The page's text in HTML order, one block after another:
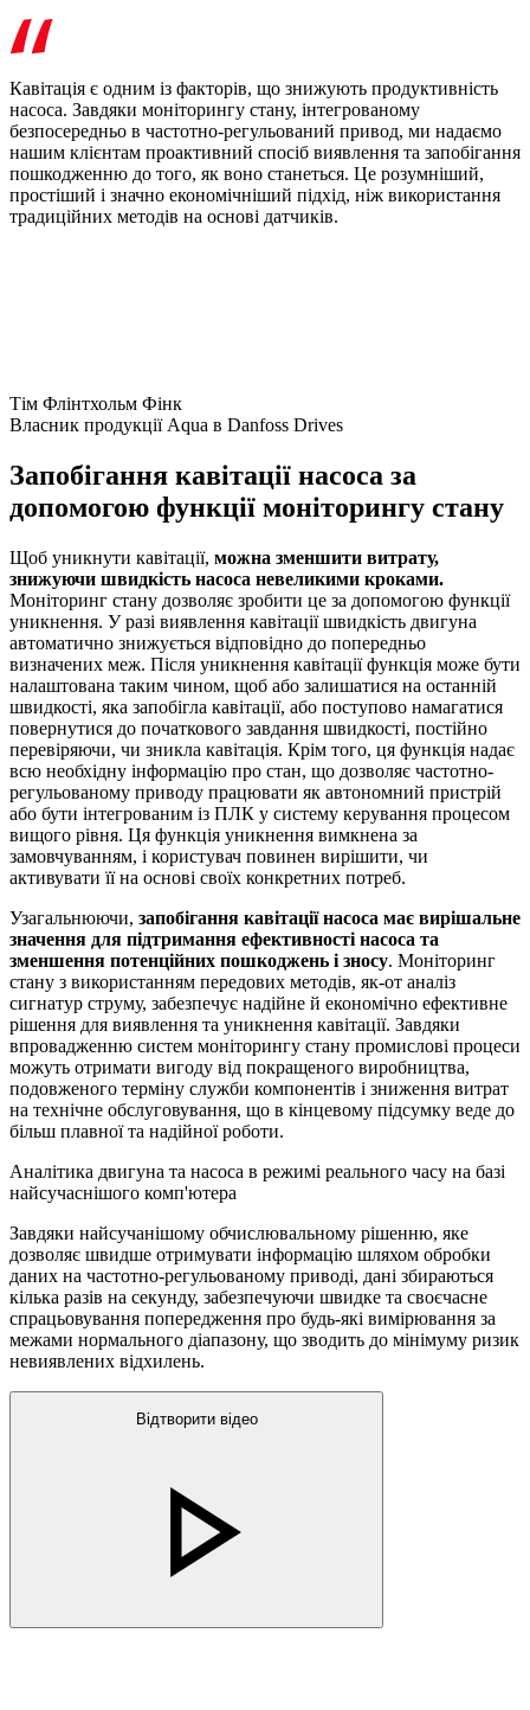
Кавітація є одним із факторів, що знижують продуктивність
насоса. Завдяки моніторингу стану, інтегрованому
безпосередньо в частотно-регульований привод, ми надаємо
нашим клієнтам проактивний спосіб виявлення та запобігання
пошкодженню до того, як воно станеться. Це розумніший,
простіший і значно економічніший підхід, ніж використання
традиційних методів на основі датчиків.
Тім Флінтхольм Фінк
Власник продукції Aqua в Danfoss Drives
Запобігання кавітації насоса за
допомогою функції моніторингу стану
Щоб уникнути кавітації, можна зменшити витрату,
знижуючи швидкість насоса невеликими кроками.
Моніторинг стану дозволяє зробити це за допомогою функції
уникнення. У разі виявлення кавітації швидкість двигуна
автоматично знижується відповідно до попередньо
визначених меж. Після уникнення кавітації функція може бути
налаштована таким чином, щоб або залишатися на останній
швидкості, яка запобігла кавітації, або поступово намагатися
повернутися до початкового завдання швидкості, постійно
перевіряючи, чи зникла кавітація. Крім того, ця функція надає
всю необхідну інформацію про стан, що дозволяє частотно-
регульованому приводу працювати як автономний пристрій
або бути інтегрованим із ПЛК у систему керування процесом
вищого рівня. Ця функція уникнення вимкнена за
замовчуванням, і користувач повинен вирішити, чи
активувати її на основі своїх конкретних потреб.
Узагальнюючи, запобігання кавітації насоса має вирішальне
значення для підтримання ефективності насоса та
зменшення потенційних пошкоджень і зносу. Моніторинг
стану з використанням передових методів, як-от аналіз
сигнатур струму, забезпечує надійне й економічно ефективне
рішення для виявлення та уникнення кавітації. Завдяки
впровадженню систем моніторингу стану промислові процеси
можуть отримати вигоду від покращеного виробництва,
подовженого терміну служби компонентів і зниження витрат
на технічне обслуговування, що в кінцевому підсумку веде до
більш плавної та надійної роботи.
Аналітика двигуна та насоса в режимі реального часу на базі
найсучаснішого комп'ютера
Завдяки найсучанішому обчислювальному рішенню, яке
дозволяє швидше отримувати інформацію шляхом обробки
даних на частотно-регульованому приводі, дані збираються
кілька разів на секунду, забезпечуючи швидке та своєчасне
спрацьовування попередження про будь-які вимірювання за
межами нормального діапазону, що зводить до мінімуму ризик
невиявлених відхилень.
Відтворити відео